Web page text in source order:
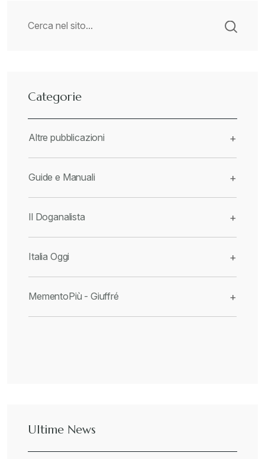
Categorie
Altre pubblicazioni +
Guide e Manuali +
Il Doganalista +
Italia Oggi +
MementoPiù - Giuffré +
Ultime News